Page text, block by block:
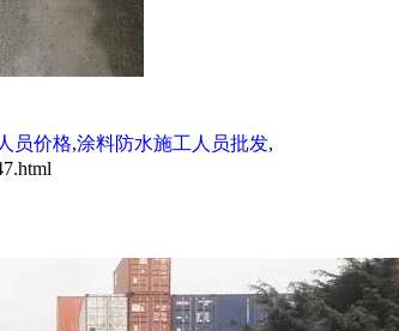
员价格,涂料防水施工人员批发,